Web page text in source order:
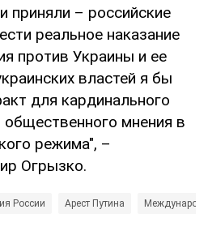
приняли – российские
реальное наказание
против Украины и ее
властей я бы
для кардинального
мнения в
режима", –
Огрызко.
России Арест Путина